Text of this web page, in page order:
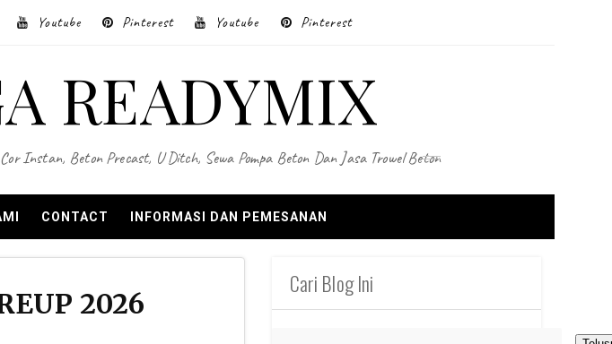
Youtube Pinterest Youtube Pinterest
READYMIX
Instan, Beton Precast, U Ditch, Sewa Pompa Beton Dan Jasa Trowel Beton
CONTACT INFORMASI DAN PEMESANAN
2026
Cari Blog Ini